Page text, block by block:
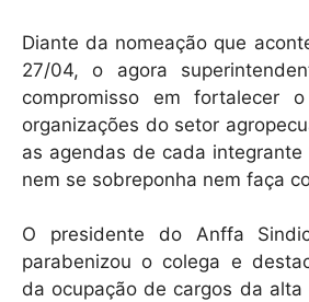
Diante da nomeação que
27/04, o agora
compromisso em fortalecer
organizações do setor
as agendas de cada integrante
nem se sobreponha nem faça
O presidente do Anffa
parabenizou o colega e
da ocupação de cargos da